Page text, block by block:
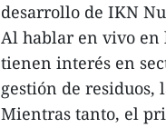
desarrollo de IKN
Al hablar en vivo en
tienen interés en
gestión de residuos,
Mientras tanto, el